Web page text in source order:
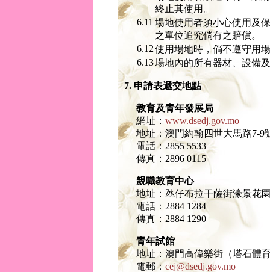
終止其使用。
6.11 場地使用者須小心使用及
之單位追究倘有之賠償。
6.12使用場地時，倘不遵守用
6.13場地內的所有器材、設備
7. 申請表遞交地點
教育及青年發展局
網址： www.dsedj.gov.mo
地址：澳門約翰四世大馬路7-9
電話：2855 5533
傳真：2896 0115
親職教育中心
地址：氹仔布拉干薩街濠景花
電話：2884 1284
傳真：2884 1290
青年試館
地址：澳門高偉樂街（塔石體
電郵：cej@dsedj.gov.mo